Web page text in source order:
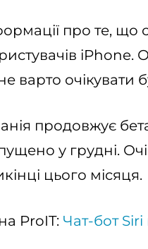
про те, що
варто очікувати
продовжує
у грудні.
цього місяця.
ProIT: Чат-бот Siri